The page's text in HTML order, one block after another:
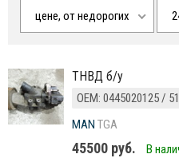
цене, от недорогих
ТНВД б/у
ОЕМ: 0445020125 /
MAN TGA
45500 руб. В